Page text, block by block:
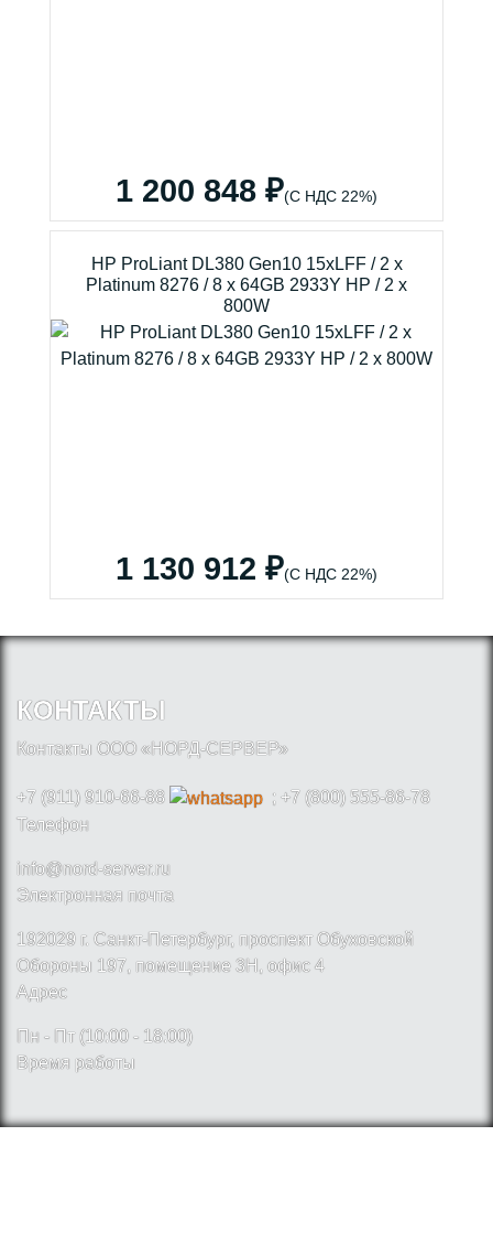
1 200 848 ₽(С НДС 22%)
HP ProLiant DL380 Gen10 15xLFF / 2 x
Platinum 8276 / 8 x 64GB 2933Y HP / 2 x
800W
1 130 912 ₽(С НДС 22%)
КОНТАКТЫ
Контакты ООО «НОРД-СЕРВЕР»
+7 (911) 910-66-88
; +7 (800) 555-86-78
Телефон
info@nord-server.ru
Электронная почта
192029 г. Санкт-Петербург, проспект Обуховской
Обороны 197, помещение 3Н, офис 4
Адрес
Пн - Пт (10:00 - 18:00)
Время работы